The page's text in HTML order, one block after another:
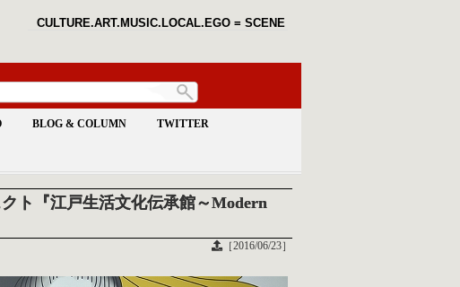
CULTURE.ART.MUSIC.LOCAL.EGO = SCENE
BLOG & COLUMN TWITTER
ト『江戸生活文化伝承館～Modern
［2016/06/23］